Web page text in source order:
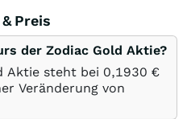
Preis
der Zodiac Gold Aktie?
Aktie steht bei 0,1930 €
Veränderung von